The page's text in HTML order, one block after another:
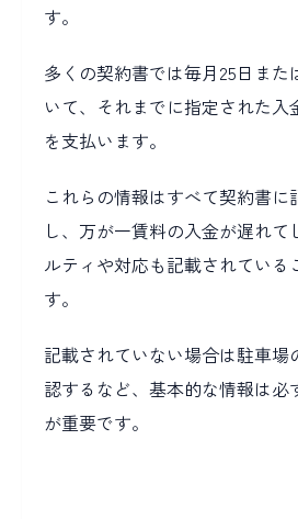
す。
多くの契約書では毎月25日また
いて、それまでに指定された入
を支払います。
これらの情報はすべて契約書に
し、万が一賃料の入金が遅れて
ルティや対応も記載されている
す。
記載されていない場合は駐車場
認するなど、基本的な情報は必
が重要です。